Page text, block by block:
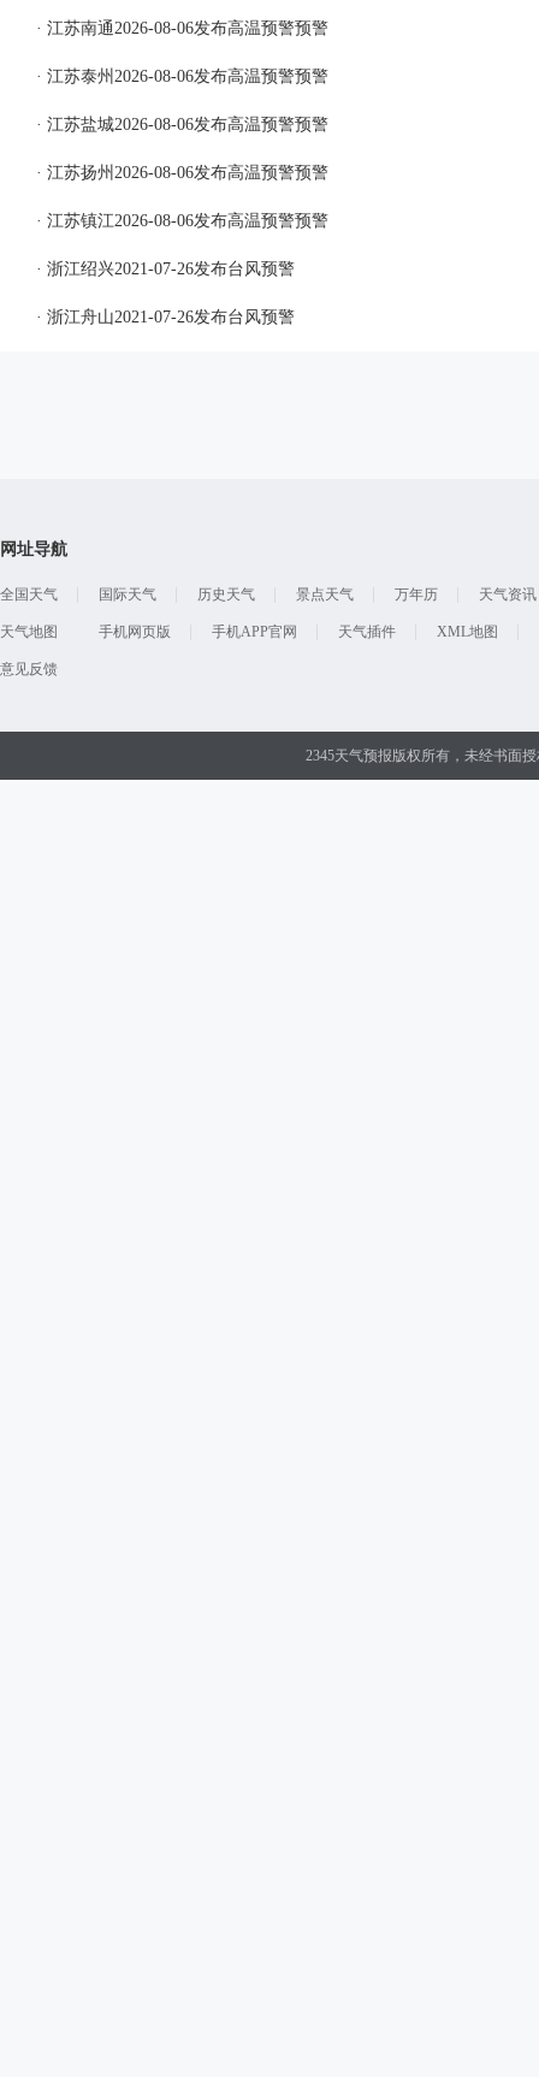
· 江苏南通2026-08-06发布高温预警预警
· 江苏泰州2026-08-06发布高温预警预警
· 江苏盐城2026-08-06发布高温预警预警
· 江苏扬州2026-08-06发布高温预警预警
· 江苏镇江2026-08-06发布高温预警预警
· 浙江绍兴2021-07-26发布台风预警
· 浙江舟山2021-07-26发布台风预警
网址导航
全国天气 国际天气 历史天气 景点天气 万年历 天气资讯
天气地图 手机网页版 手机APP官网 天气插件 XML地图
意见反馈
2345天气预报版权所有，未经书面